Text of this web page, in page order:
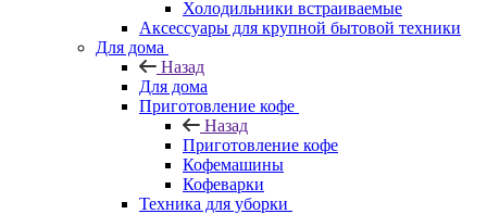
Холодильники встраиваемые
Аксессуары для крупной бытовой техники
Для дома
Назад
Для дома
Приготовление кофе
Назад
Приготовление кофе
Кофемашины
Кофеварки
Техника для уборки